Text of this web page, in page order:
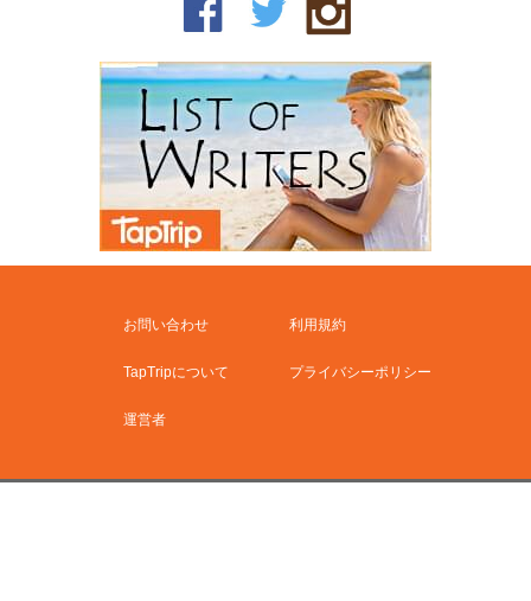
お問い合わせ 利用規約
TapTripについて プライバシーポリシー
運営者